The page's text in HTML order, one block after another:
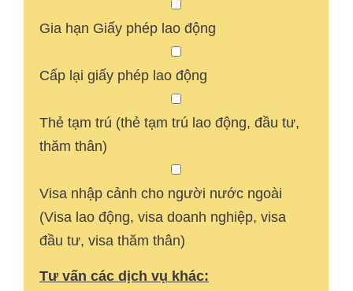
Gia hạn Giấy phép lao động
Cấp lại giấy phép lao động
Thẻ tạm trú (thẻ tạm trú lao động, đầu tư,
thăm thân)
Visa nhập cảnh cho người nước ngoài
(Visa lao động, visa doanh nghiệp, visa
đầu tư, visa thăm thân)
Tư vấn các dịch vụ khác: